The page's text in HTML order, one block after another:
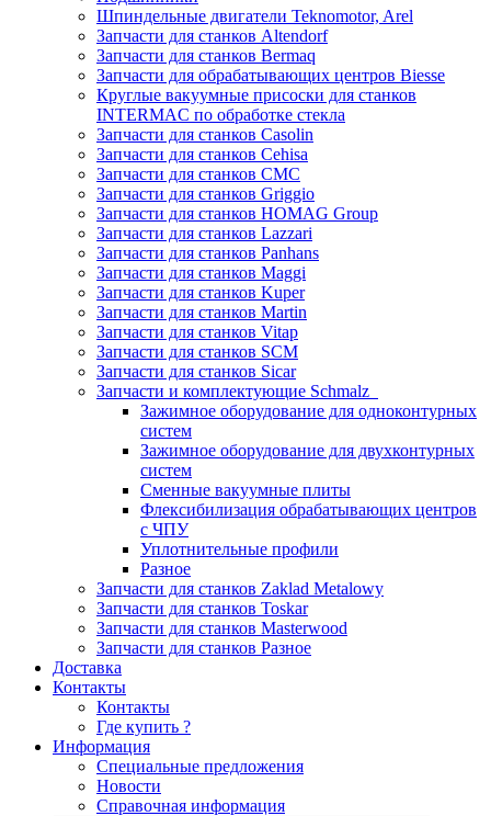
Шпиндельные двигатели Teknomotor, Arel
Запчасти для станков Altendorf
Запчасти для станков Bermaq
Запчасти для обрабатывающих центров Biesse
Круглые вакуумные присоски для станков
INTERMAC по обработке стекла
Запчасти для станков Casolin
Запчасти для станков Cehisa
Запчасти для станков CMC
Запчасти для станков Griggio
Запчасти для станков HOMAG Group
Запчасти для станков Lazzari
Запчасти для станков Panhans
Запчасти для станков Maggi
Запчасти для станков Kuper
Запчасти для станков Martin
Запчасти для станков Vitap
Запчасти для станков SCM
Запчасти для станков Sicar
Запчасти и комплектующие Schmalz
Зажимное оборудование для одноконтурных
систем
Зажимное оборудование для двухконтурных
систем
Сменные вакуумные плиты
Флексибилизация обрабатывающих центров
с ЧПУ
Уплотнительные профили
Разное
Запчасти для станков Zaklad Metalowy
Запчасти для станков Toskar
Запчасти для станков Masterwood
Запчасти для станков Разное
Доставка
Контакты
Контакты
Где купить ?
Информация
Специальные предложения
Новости
Справочная информация